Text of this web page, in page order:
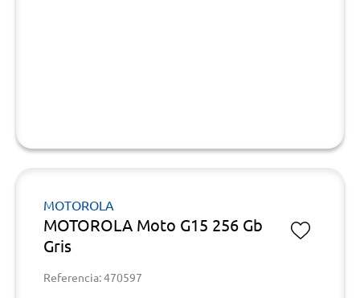
MOTOROLA
MOTOROLA Moto G15 256 Gb
Gris
Referencia: 470597